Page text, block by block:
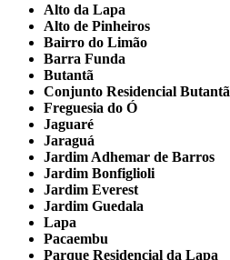
Alto da Lapa
Alto de Pinheiros
Bairro do Limão
Barra Funda
Butantã
Conjunto Residencial Butantã
Freguesia do Ó
Jaguaré
Jaraguá
Jardim Adhemar de Barros
Jardim Bonfiglioli
Jardim Everest
Jardim Guedala
Lapa
Pacaembu
Parque Residencial da Lapa